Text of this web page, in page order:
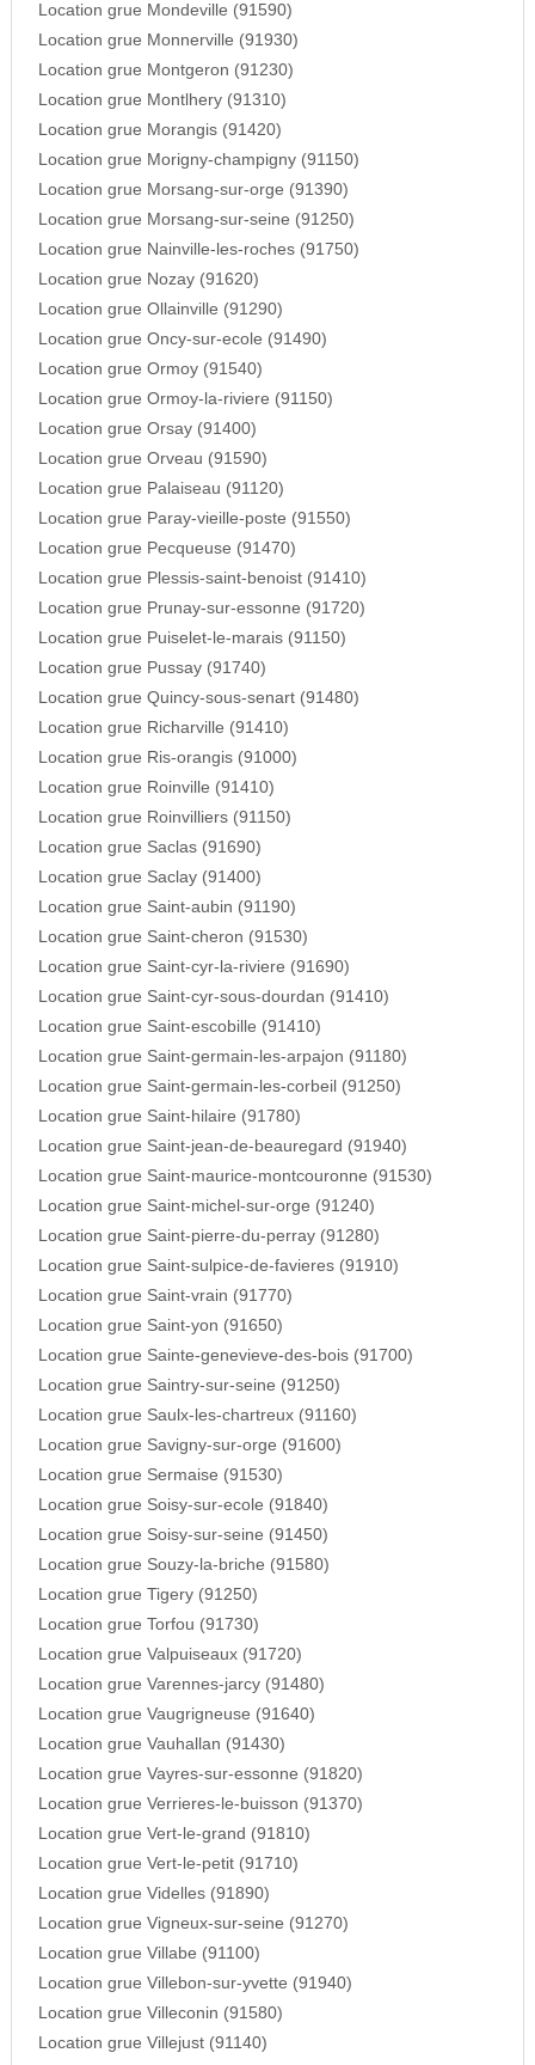
Location grue Mondeville (91590)
Location grue Monnerville (91930)
Location grue Montgeron (91230)
Location grue Montlhery (91310)
Location grue Morangis (91420)
Location grue Morigny-champigny (91150)
Location grue Morsang-sur-orge (91390)
Location grue Morsang-sur-seine (91250)
Location grue Nainville-les-roches (91750)
Location grue Nozay (91620)
Location grue Ollainville (91290)
Location grue Oncy-sur-ecole (91490)
Location grue Ormoy (91540)
Location grue Ormoy-la-riviere (91150)
Location grue Orsay (91400)
Location grue Orveau (91590)
Location grue Palaiseau (91120)
Location grue Paray-vieille-poste (91550)
Location grue Pecqueuse (91470)
Location grue Plessis-saint-benoist (91410)
Location grue Prunay-sur-essonne (91720)
Location grue Puiselet-le-marais (91150)
Location grue Pussay (91740)
Location grue Quincy-sous-senart (91480)
Location grue Richarville (91410)
Location grue Ris-orangis (91000)
Location grue Roinville (91410)
Location grue Roinvilliers (91150)
Location grue Saclas (91690)
Location grue Saclay (91400)
Location grue Saint-aubin (91190)
Location grue Saint-cheron (91530)
Location grue Saint-cyr-la-riviere (91690)
Location grue Saint-cyr-sous-dourdan (91410)
Location grue Saint-escobille (91410)
Location grue Saint-germain-les-arpajon (91180)
Location grue Saint-germain-les-corbeil (91250)
Location grue Saint-hilaire (91780)
Location grue Saint-jean-de-beauregard (91940)
Location grue Saint-maurice-montcouronne (91530)
Location grue Saint-michel-sur-orge (91240)
Location grue Saint-pierre-du-perray (91280)
Location grue Saint-sulpice-de-favieres (91910)
Location grue Saint-vrain (91770)
Location grue Saint-yon (91650)
Location grue Sainte-genevieve-des-bois (91700)
Location grue Saintry-sur-seine (91250)
Location grue Saulx-les-chartreux (91160)
Location grue Savigny-sur-orge (91600)
Location grue Sermaise (91530)
Location grue Soisy-sur-ecole (91840)
Location grue Soisy-sur-seine (91450)
Location grue Souzy-la-briche (91580)
Location grue Tigery (91250)
Location grue Torfou (91730)
Location grue Valpuiseaux (91720)
Location grue Varennes-jarcy (91480)
Location grue Vaugrigneuse (91640)
Location grue Vauhallan (91430)
Location grue Vayres-sur-essonne (91820)
Location grue Verrieres-le-buisson (91370)
Location grue Vert-le-grand (91810)
Location grue Vert-le-petit (91710)
Location grue Videlles (91890)
Location grue Vigneux-sur-seine (91270)
Location grue Villabe (91100)
Location grue Villebon-sur-yvette (91940)
Location grue Villeconin (91580)
Location grue Villejust (91140)